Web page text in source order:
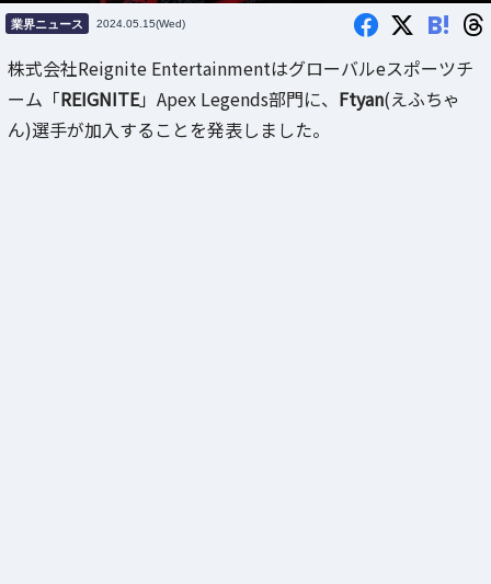
業界ニュース 2024.05.15(Wed) B!
株式会社Reignite Entertainmentはグローバルeスポーツチ
ーム「REIGNITE」Apex Legends部門に、 Ftyan(えふちゃ
ん)選手が加入することを発表しました。